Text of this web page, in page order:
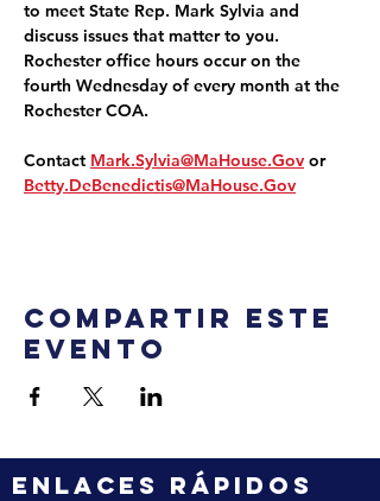
to meet State Rep. Mark Sylvia and
discuss issues that matter to you.
Rochester office hours occur on the
fourth Wednesday of every month at the
Rochester COA.
Contact Mark.Sylvia@MaHouse.Gov or
Betty.DeBenedictis@MaHouse.Gov
Compartir este
evento
ENLACES RÁPIDOS